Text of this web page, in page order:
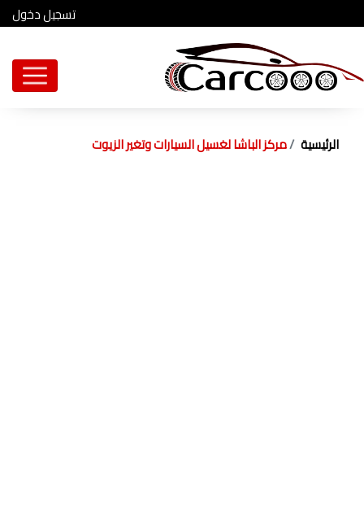
تسجيل دخول
الرئيسية مركز الباشا لغسيل السيارات وتغير الزيوت